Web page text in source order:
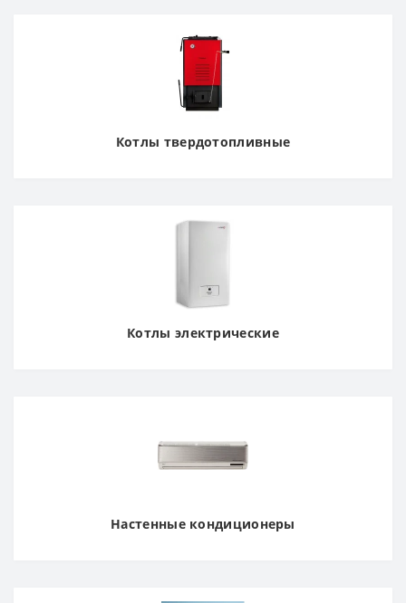
Котлы твердотопливные
Котлы электрические
Настенные кондиционеры